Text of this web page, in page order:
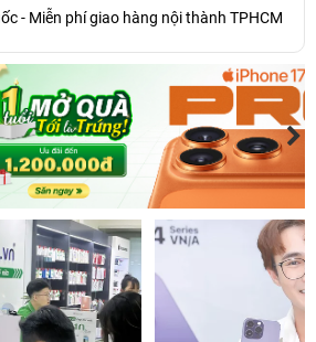
- Miễn phí giao hàng nội thành TPHCM